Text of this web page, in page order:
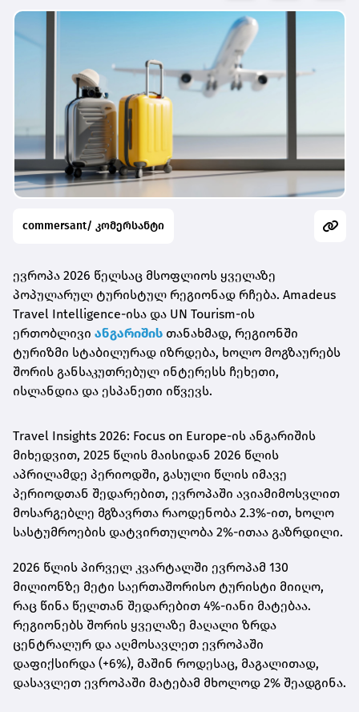
commersant/ კომერსანტი
ევროპა 2026 წელსაც მსოფლიოს ყველაზე
პოპულარულ ტურისტულ რეგიონად რჩება. Amadeus
Travel Intelligence-ისა და UN Tourism-ის
ერთობლივი ანგარიშის თანახმად, რეგიონში
ტურიზმი სტაბილურად იზრდება, ხოლო მოგზაურებს
შორის განსაკუთრებულ ინტერესს ჩეხეთი,
ისლანდია და ესპანეთი იწვევს.
Travel Insights 2026: Focus on Europe-ის ანგარიშის
მიხედვით, 2025 წლის მაისიდან 2026 წლის
აპრილამდე პერიოდში, გასული წლის იმავე
პერიოდთან შედარებით, ევროპაში ავიამიმოსვლით
მოსარგებლე მგზავრთა რაოდენობა 2.3%-ით, ხოლო
სასტუმროების დატვირთულობა 2%-ითაა გაზრდილი.
2026 წლის პირველ კვარტალში ევროპამ 130
მილიონზე მეტი საერთაშორისო ტურისტი მიიღო,
რაც წინა წელთან შედარებით 4%-იანი მატებაა.
რეგიონებს შორის ყველაზე მაღალი ზრდა
ცენტრალურ და აღმოსავლეთ ევროპაში
დაფიქსირდა (+6%), მაშინ როდესაც, მაგალითად,
დასავლეთ ევროპაში მატებამ მხოლოდ 2% შეადგინა.